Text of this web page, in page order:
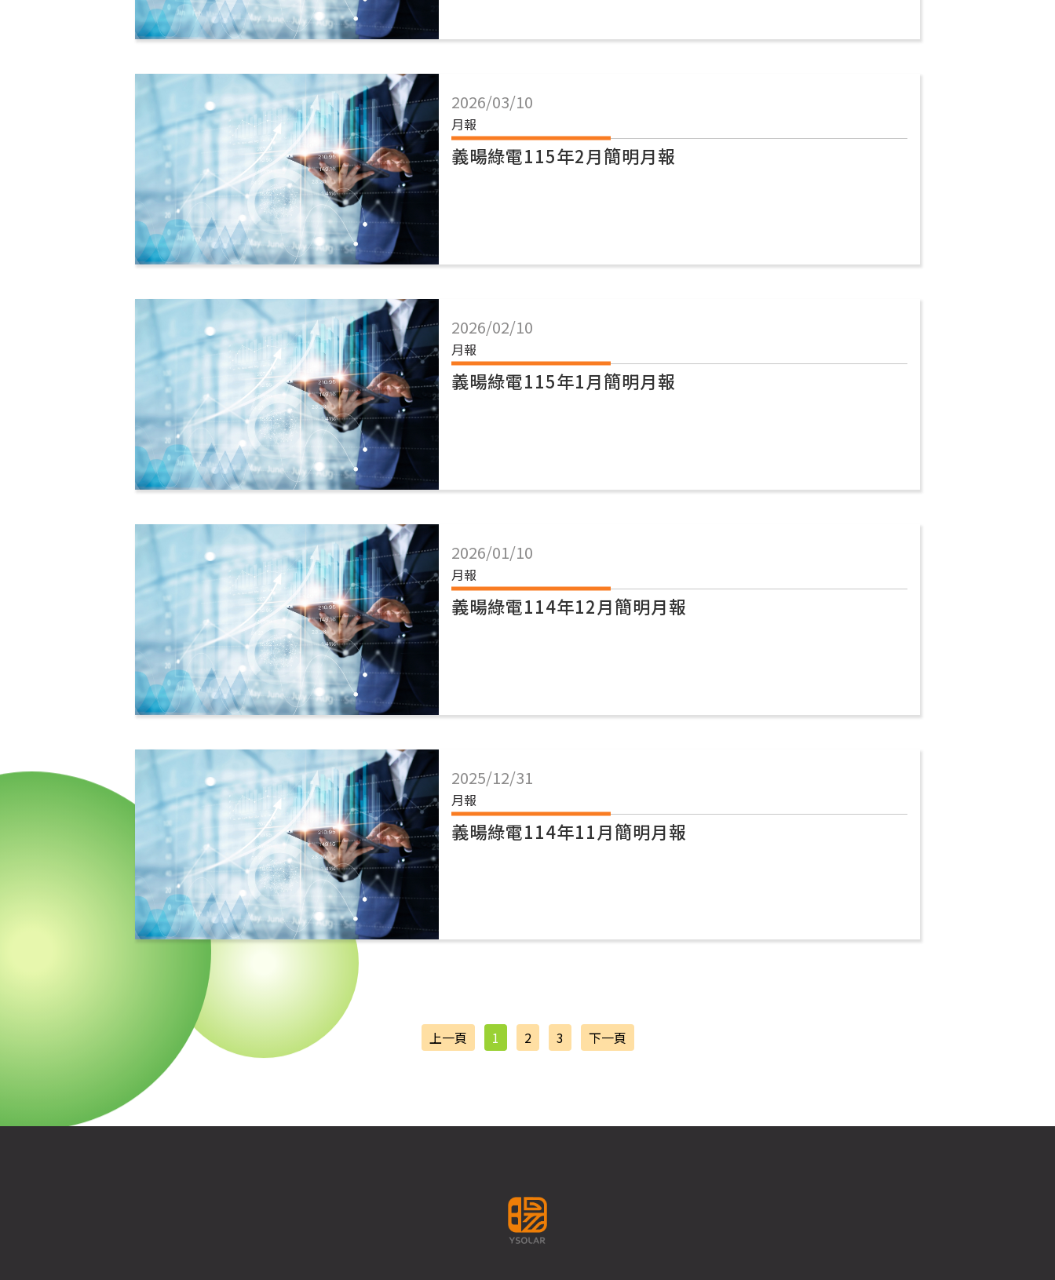
2026/03/10
月報
義暘綠電115年2月簡明月報
2026/02/10
月報
義暘綠電115年1月簡明月報
2026/01/10
月報
義暘綠電114年12月簡明月報
2025/12/31
月報
義暘綠電114年11月簡明月報
上一頁 1 2 3 下一頁